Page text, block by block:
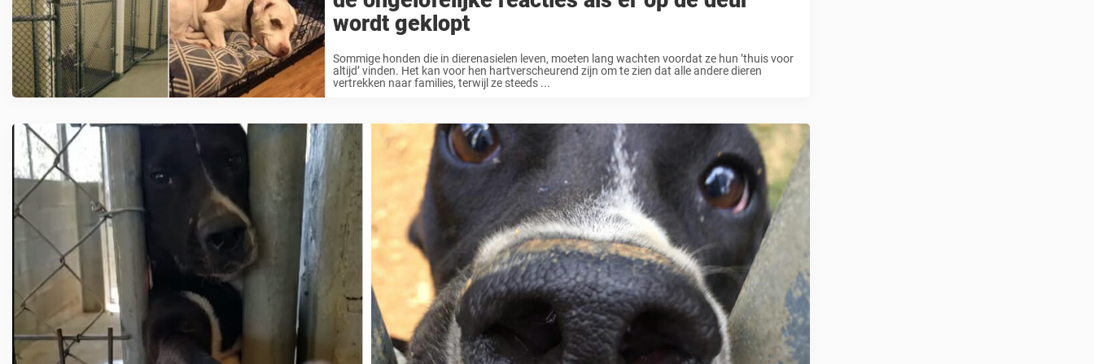
wordt geklopt
Sommige honden die in dierenasielen leven, moeten lang wachten voordat ze hun ’thuis voor
altijd’ vinden. Het kan voor hen hartverscheurend zijn om te zien dat alle andere dieren
vertrekken naar families, terwijl ze steeds ...